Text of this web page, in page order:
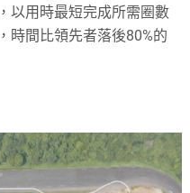
以用時最短完成所需圈數
時間比領先者落後80%的